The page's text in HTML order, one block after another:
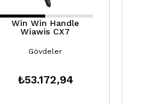
Win Win Handle
Wiawis CX7
Gövdeler
₺53.172,94